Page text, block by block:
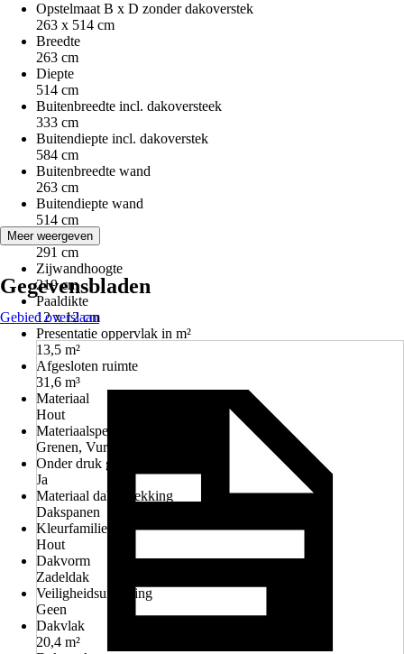
Opstelmaat B x D zonder dakoverstek
263 x 514 cm
Breedte
263 cm
Diepte
514 cm
Buitenbreedte incl. dakoversteek
333 cm
Buitendiepte incl. dakoverstek
584 cm
Buitenbreedte wand
263 cm
Buitendiepte wand
514 cm
Nokhoogte
291 cm
Zijwandhoogte
219 cm
Paaldikte
12 x 12 cm
Presentatie oppervlak in m²
13,5 m²
Afgesloten ruimte
31,6 m³
Materiaal
Hout
Materiaalspecificatie
Grenen, Vuren
Onder druk geimpregneerd
Ja
Materiaal dakbedekking
Dakspanen
Kleurfamilie
Hout
Dakvorm
Zadeldak
Veiligheidsuitrusting
Geen
Dakvlak
20,4 m²
Meer weergeven
Gegevensbladen
Gebied overslaan